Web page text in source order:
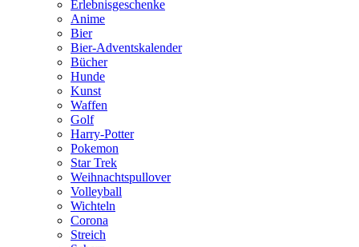
Erlebnisgeschenke
Anime
Bier
Bier-Adventskalender
Bücher
Hunde
Kunst
Waffen
Golf
Harry-Potter
Pokemon
Star Trek
Weihnachtspullover
Volleyball
Wichteln
Corona
Streich